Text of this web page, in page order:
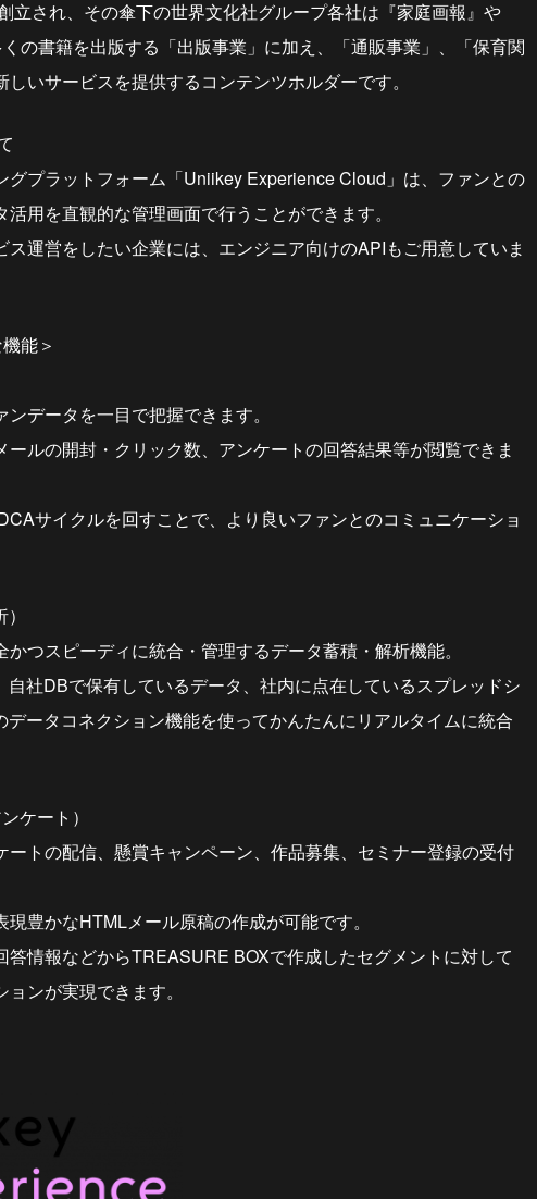
立され、その傘下の世界文化社グループ各社は『家庭画報』や
の書籍を出版する「出版事業」に加え、「通販事業」、「保育関
いサービスを提供するコンテンツホルダーです。
グプラットフォーム「Uniikey Experience Cloud」は、ファンとの
用を直観的な管理画面で行うことができます。
運営をしたい企業には、エンジニア向けのAPIもご用意していま
能＞
データを一目で把握できます。
ルの開封・クリック数、アンケートの回答結果等が閲覧できま
サイクルを回すことで、より良いファンとのコミュニケーショ
つスピーディに統合・管理するデータ蓄積・解析機能。
社DBで保有しているデータ、社内に点在しているスプレッドシ
ータコネクション機能を使ってかんたんにリアルタイムに統合
ケート）
トの配信、懸賞キャンペーン、作品募集、セミナー登録の受付
豊かなHTMLメール原稿の作成が可能です。
情報などからTREASURE BOXで作成したセグメントに対して
ンが実現できます。